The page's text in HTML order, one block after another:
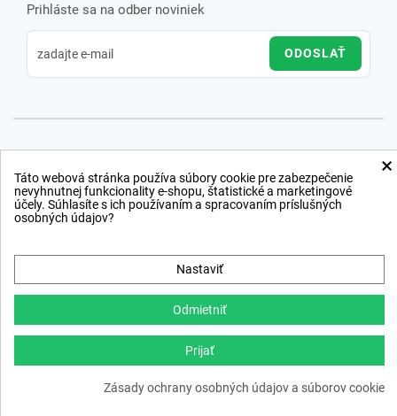
Prihláste sa na odber noviniek
ODOSLAŤ
webdesign,ppc›netsuccess.sk
×
Táto webová stránka používa súbory cookie pre zabezpečenie
nevyhnutnej funkcionality e-shopu, štatistické a marketingové
účely. Súhlasíte s ich používaním a spracovaním príslušných
osobných údajov?
Nastaviť
Odmietniť
Prijať
Zásady ochrany osobných údajov a súborov cookie